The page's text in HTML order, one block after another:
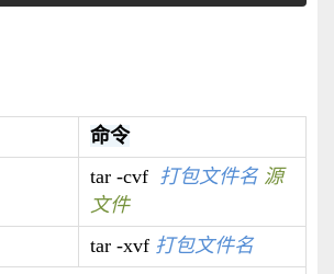
命令
tar -cvf 打包文件名 源
文件
tar -xvf 打包文件名